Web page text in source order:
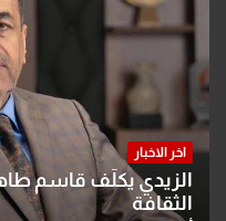
اخر الاخبار
الزيدي يكلّف قاسم
الثقافة